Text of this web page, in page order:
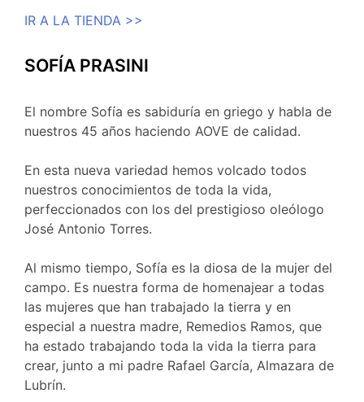
IR A LA TIENDA >>
SOFÍA PRASINI
El nombre Sofía es sabiduría en griego y habla de
nuestros 45 años haciendo AOVE de calidad.
En esta nueva variedad hemos volcado todos
nuestros conocimientos de toda la vida,
perfeccionados con los del prestigioso oleólogo
José Antonio Torres.
Al mismo tiempo, Sofía es la diosa de la mujer del
campo. Es nuestra forma de homenajear a todas
las mujeres que han trabajado la tierra y en
especial a nuestra madre, Remedios Ramos, que
ha estado trabajando toda la vida la tierra para
crear, junto a mi padre Rafael García, Almazara de
Lubrín.